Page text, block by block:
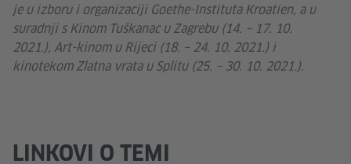
je u izboru i organizaciji Goethe-Instituta Kroatien, a u
suradnji s Kinom Tuškanac u Zagrebu (14. – 17. 10.
2021.), Art-kinom u Rijeci (18. – 24. 10. 2021.) i
kinotekom Zlatna vrata u Splitu (25. – 30. 10. 2021.).
LINKOVI O TEMI